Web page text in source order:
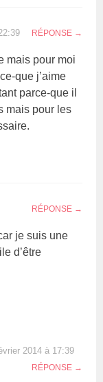
RÉPONSE
mais pour moi
que j’aime
parce-que il
mais pour les
RÉPONSE
je suis une
d’être
2014 à 17:39
RÉPONSE